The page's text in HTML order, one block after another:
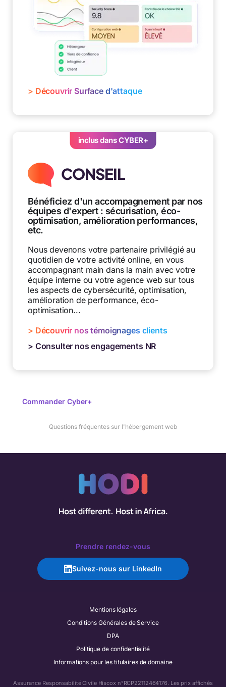
> Découvrir Surface d'attaque
inclus dans CYBER+
CONSEIL
Bénéficiez d'un accompagnement par nos
équipes d'expert : sécurisation, éco-
optimisation, amélioration performances,
etc.
Nous devenons votre partenaire privilégié au
quotidien de votre activité online, en vous
accompagnant main dans la main avec votre
équipe interne ou votre agence web sur tous
les aspects de cybersécurité, optimisation,
amélioration de performance, éco-
optimisation...
> Découvrir nos témoignages clients
> Consulter nos engagements NR
Commander Cyber+
Questions fréquentes sur l'hébergement web
Prendre rendez-vous
Suivez-nous sur LinkedIn
Mentions légales
Conditions Générales de Service
DPA
Politique de confidentialité
Informations pour les titulaires de domaine
Assurance Responsabilité Civile Hiscox n°RCP22112464176. Les prix affichés